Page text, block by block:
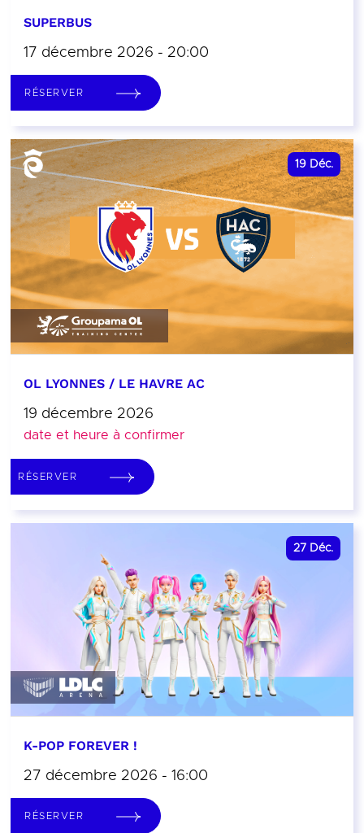
SUPERBUS
17 décembre 2026 - 20:00
RÉSERVER
19 Déc.
OL LYONNES / LE HAVRE AC
19 décembre 2026
date et heure à confirmer
RÉSERVER
27 Déc.
K-POP FOREVER !
27 décembre 2026 - 16:00
RÉSERVER